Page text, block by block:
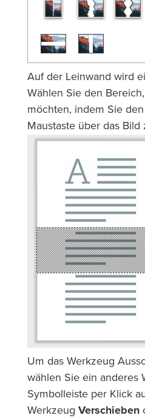
Auf der Leinwand wird
Wählen Sie den
möchten, indem Sie
Maustaste über das Bild
Um das Werkzeug
wählen Sie ein anderes
Symbolleiste per Klick
Werkzeug Verschieben